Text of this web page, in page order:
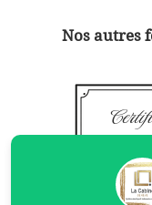
Nos autres